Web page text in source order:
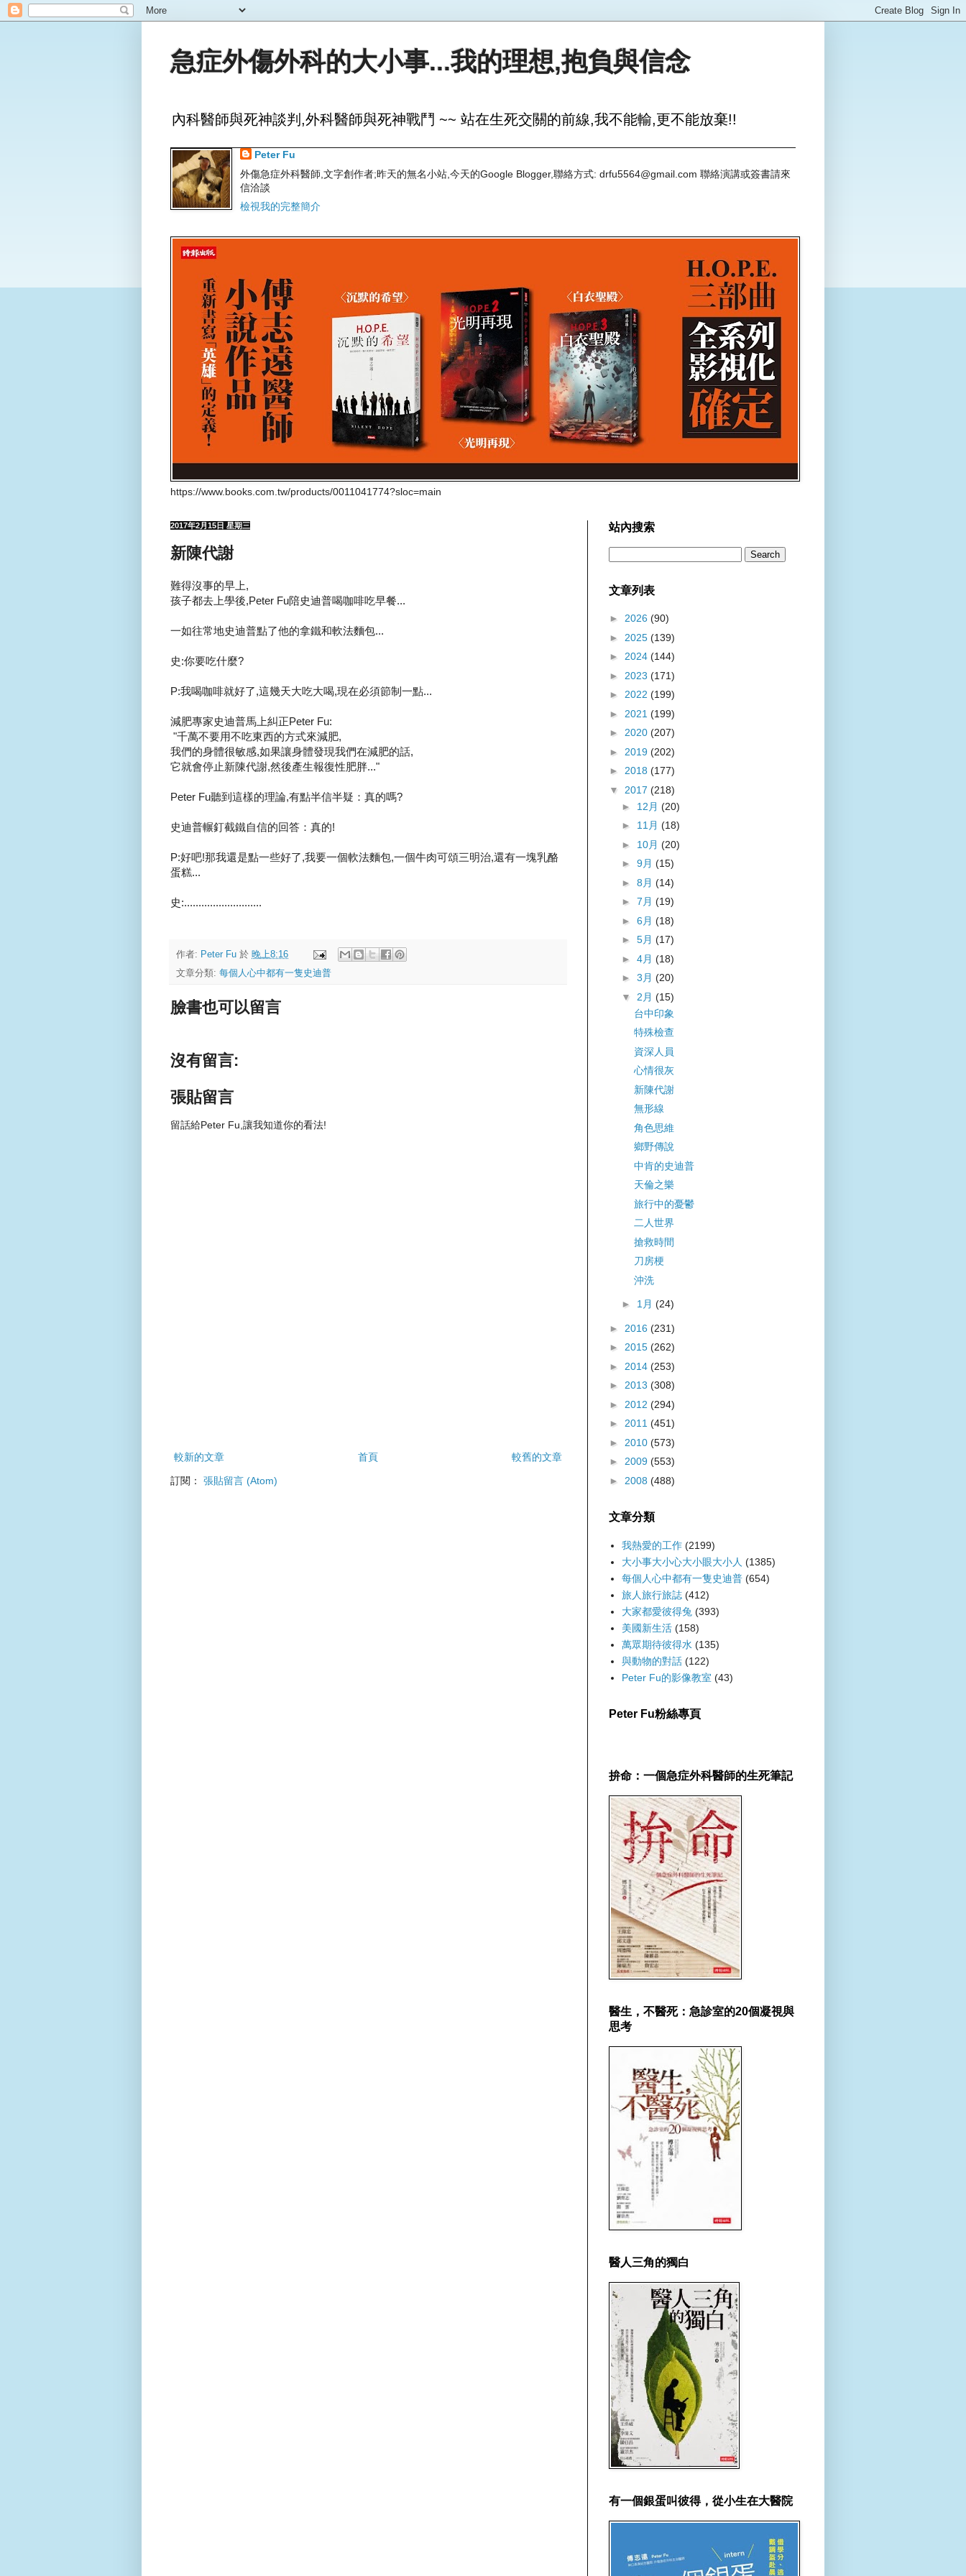
急症外傷外科的大小事...我的理想,抱負與信念
內科醫師與死神談判,外科醫師與死神戰鬥 ~~ 站在生死交關的前線,我不能輸,更不能放棄!!
Peter Fu
外傷急症外科醫師,文字創作者;昨天的無名小站,今天的Google Blogger,聯絡方式: drfu5564@gmail.com 聯絡演講或簽書請來
信洽談
檢視我的完整簡介
https://www.books.com.tw/products/0011041774?sloc=main
2017年2月15日 星期三
新陳代謝
難得沒事的早上,
孩子都去上學後,Peter Fu陪史迪普喝咖啡吃早餐...
一如往常地史迪普點了他的拿鐵和軟法麵包...
史:你要吃什麼?
P:我喝咖啡就好了,這幾天大吃大喝,現在必須節制一點...
減肥專家史迪普馬上糾正Peter Fu:
"千萬不要用不吃東西的方式來減肥,
我們的身體很敏感,如果讓身體發現我們在減肥的話,
它就會停止新陳代謝,然後產生報復性肥胖..."
Peter Fu聽到這樣的理論,有點半信半疑：真的嗎?
史迪普輾釘截鐵自信的回答：真的!
P:好吧!那我還是點一些好了,我要一個軟法麵包,一個牛肉可頌三明治,還有一塊乳酪
蛋糕...
史:...........................
作者: Peter Fu 於 晚上8:16
文章分類: 每個人心中都有一隻史迪普
臉書也可以留言
沒有留言:
張貼留言
留話給Peter Fu,讓我知道你的看法!
較新的文章 較舊的文章
首頁
訂閱： 張貼留言 (Atom)
站內搜索
文章列表
► 2026 (90)
► 2025 (139)
► 2024 (144)
► 2023 (171)
► 2022 (199)
► 2021 (199)
► 2020 (207)
► 2019 (202)
► 2018 (177)
▼ 2017 (218)
► 12月 (20)
► 11月 (18)
► 10月 (20)
► 9月 (15)
► 8月 (14)
► 7月 (19)
► 6月 (18)
► 5月 (17)
► 4月 (18)
► 3月 (20)
▼ 2月 (15)
台中印象
特殊檢查
資深人員
心情很灰
新陳代謝
無形線
角色思維
鄉野傳說
中肯的史迪普
天倫之樂
旅行中的憂鬱
二人世界
搶救時間
刀房梗
沖洗
► 1月 (24)
► 2016 (231)
► 2015 (262)
► 2014 (253)
► 2013 (308)
► 2012 (294)
► 2011 (451)
► 2010 (573)
► 2009 (553)
► 2008 (488)
文章分類
我熱愛的工作 (2199)
大小事大小心大小眼大小人 (1385)
每個人心中都有一隻史迪普 (654)
旅人旅行旅誌 (412)
大家都愛彼得兔 (393)
美國新生活 (158)
萬眾期待彼得水 (135)
與動物的對話 (122)
Peter Fu的影像教室 (43)
Peter Fu粉絲專頁
拚命：一個急症外科醫師的生死筆記
醫生，不醫死：急診室的20個凝視與
思考
醫人三角的獨白
有一個銀蛋叫彼得，從小生在大醫院